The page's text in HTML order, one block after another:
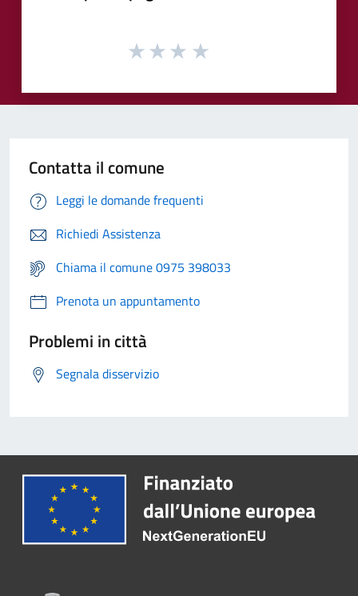
Contatta il comune
Leggi le domande frequenti
Richiedi Assistenza
Chiama il comune 0975 398033
Prenota un appuntamento
Problemi in città
Segnala disservizio